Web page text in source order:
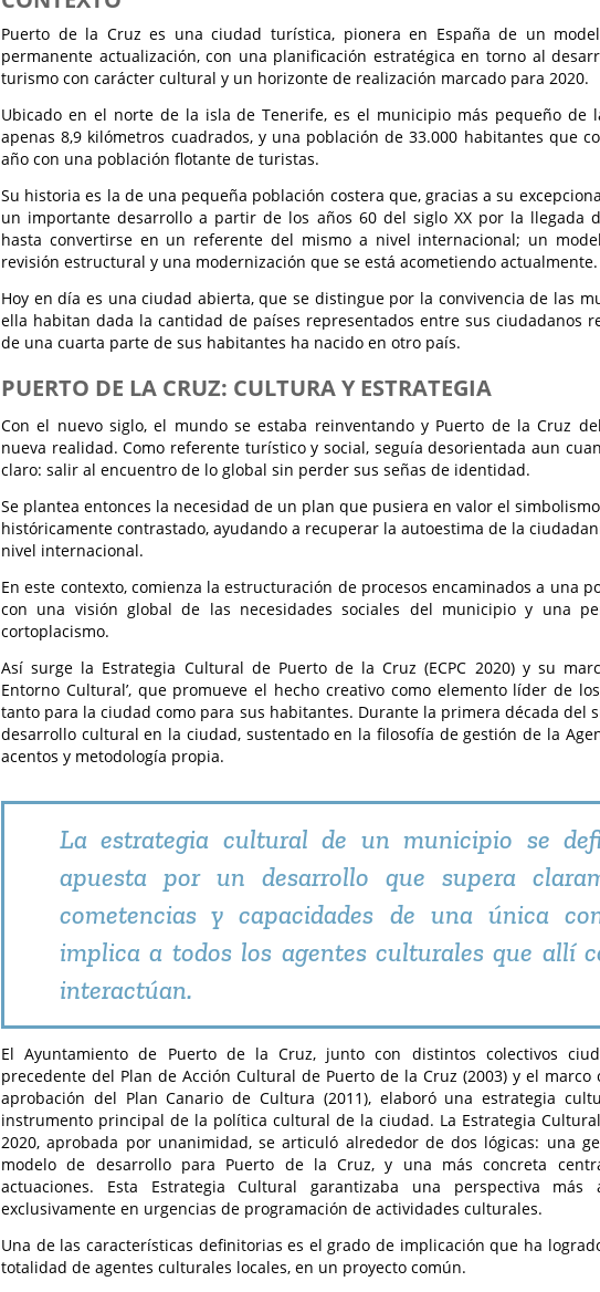
Puerto de la Cruz es una ciudad turística, pionera en España de un
permanente actualización, con una planificación estratégica en torno al
turismo con carácter cultural y un horizonte de realización marcado para 2020.
Ubicado en el norte de la isla de Tenerife, es el municipio más pequeño de
apenas 8,9 kilómetros cuadrados, y una población de 33.000 habitantes que
año con una población flotante de turistas.
Su historia es la de una pequeña población costera que, gracias a su
un importante desarrollo a partir de los años 60 del siglo XX por la llegada
hasta convertirse en un referente del mismo a nivel internacional; un
revisión estructural y una modernización que se está acometiendo actualmente.
Hoy en día es una ciudad abierta, que se distingue por la convivencia de las
ella habitan dada la cantidad de países representados entre sus ciudadanos
de una cuarta parte de sus habitantes ha nacido en otro país.
PUERTO DE LA CRUZ: CULTURA Y ESTRATEGIA
Con el nuevo siglo, el mundo se estaba reinventando y Puerto de la Cruz
nueva realidad. Como referente turístico y social, seguía desorientada aun
claro: salir al encuentro de lo global sin perder sus señas de identidad.
Se plantea entonces la necesidad de un plan que pusiera en valor el
históricamente contrastado, ayudando a recuperar la autoestima de la
nivel internacional.
En este contexto, comienza la estructuración de procesos encaminados a una
con una visión global de las necesidades sociales del municipio y una
cortoplacismo.
Así surge la Estrategia Cultural de Puerto de la Cruz (ECPC 2020) y su
Entorno Cultural’, que promueve el hecho creativo como elemento líder de
tanto para la ciudad como para sus habitantes. Durante la primera década del
desarrollo cultural en la ciudad, sustentado en la filosofía de gestión de la
acentos y metodología propia.
La estrategia cultural de un municipio se
apuesta por un desarrollo que supera
cometencias y capacidades de una única
implica a todos los agentes culturales que allí
interactúan.
El Ayuntamiento de Puerto de la Cruz, junto con distintos colectivos
precedente del Plan de Acción Cultural de Puerto de la Cruz (2003) y el
aprobación del Plan Canario de Cultura (2011), elaboró una estrategia
instrumento principal de la política cultural de la ciudad. La Estrategia
2020, aprobada por unanimidad, se articuló alrededor de dos lógicas: una
modelo de desarrollo para Puerto de la Cruz, y una más concreta
actuaciones. Esta Estrategia Cultural garantizaba una perspectiva más
exclusivamente en urgencias de programación de actividades culturales.
Una de las características definitorias es el grado de implicación que ha
totalidad de agentes culturales locales, en un proyecto común.